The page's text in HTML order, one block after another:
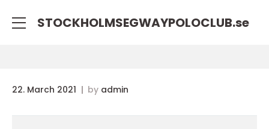
STOCKHOLMSEGWAYPOLOCLUB.se
22. March 2021 by admin